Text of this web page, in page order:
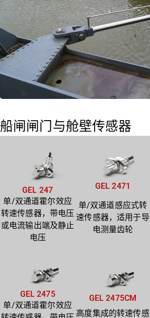
船闸闸门与舱壁传感器
GEL 247
单/双通道霍尔效应
转速传感器，带电压
或电流输出端及静止
电压
GEL 2471
单/双通道感应式转
速传感器，适用于导
电测量齿轮
GEL 2475
单/双通道霍尔效应
GEL 2475CM
高度集成的转速传感